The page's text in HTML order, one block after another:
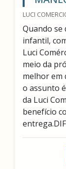
LUCI
Quando se
infantil,
Luci
meio da
melhor em
o assunto
da Luci
benefício